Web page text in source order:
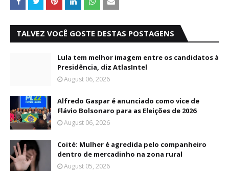
TALVEZ VOCÊ GOSTE DESTAS POSTAGENS
Lula tem melhor imagem entre os candidatos à
Presidência, diz AtlasIntel
August 06, 2026
Alfredo Gaspar é anunciado como vice de
Flávio Bolsonaro para as Eleições de 2026
August 06, 2026
Coité: Mulher é agredida pelo companheiro
dentro de mercadinho na zona rural
August 05, 2026